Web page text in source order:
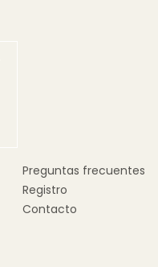
Preguntas frecuentes
Registro
Contacto